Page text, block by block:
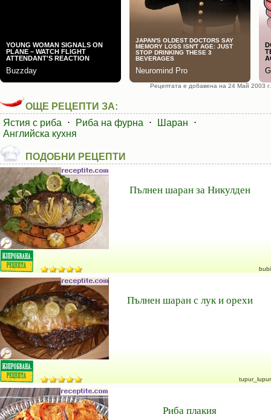
Рецептата е добавена на 24 Май 2003 г.
ОЩЕ РЕЦЕПТИ ЗА:
Ястия с риба
⋅ Риба на фурна ⋅ Шаран
⋅
Английска кухня
ПОДОБНИ РЕЦЕПТИ
Пълнен шаран за Никулден
bubi
Пълнен шаран с лук и орехи
tupur_lupur
Риба плакия